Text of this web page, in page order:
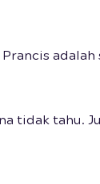
adalah
tidak tahu.